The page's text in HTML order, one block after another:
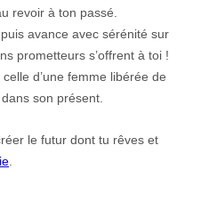
revoir à ton passé.
avance avec sérénité sur
prometteurs s’offrent à toi !
d’une femme libérée de
son présent.
le futur dont tu rêves et